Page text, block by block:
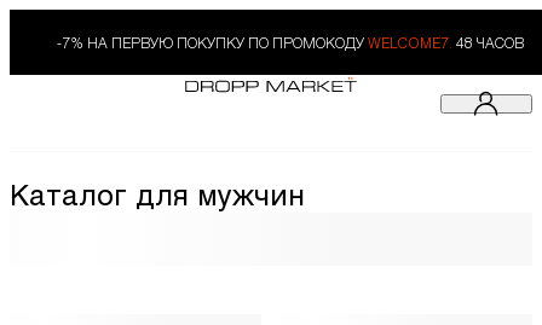
-7% НА ПЕРВУЮ ПОКУПКУ ПО ПРОМОКОДУ WELCOME7. 48 ЧАСОВ
Каталог для мужчин